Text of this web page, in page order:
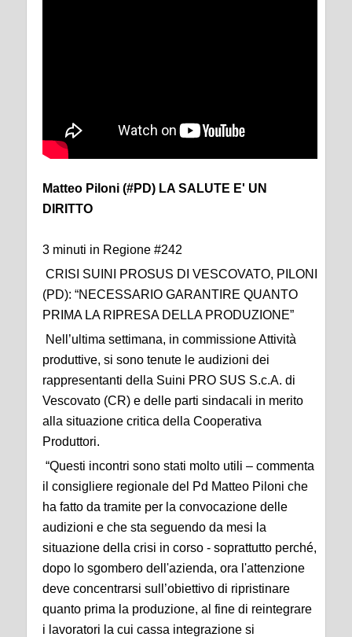
Matteo Piloni (#PD) LA SALUTE E' UN
DIRITTO
3 minuti in Regione #242
CRISI SUINI PROSUS DI VESCOVATO, PILONI
(PD): “NECESSARIO GARANTIRE QUANTO
PRIMA LA RIPRESA DELLA PRODUZIONE”
Nell’ultima settimana, in commissione Attività
produttive, si sono tenute le audizioni dei
rappresentanti della Suini PRO SUS S.c.A. di
Vescovato (CR) e delle parti sindacali in merito
alla situazione critica della Cooperativa
Produttori.
“Questi incontri sono stati molto utili – commenta
il consigliere regionale del Pd Matteo Piloni che
ha fatto da tramite per la convocazione delle
audizioni e che sta seguendo da mesi la
situazione della crisi in corso - soprattutto perché,
dopo lo sgombero dell'azienda, ora l'attenzione
deve concentrarsi sull’obiettivo di ripristinare
quanto prima la produzione, al fine di reintegrare
i lavoratori la cui cassa integrazione si